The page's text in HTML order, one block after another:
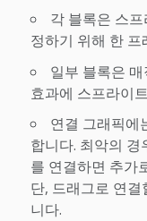
각 블록은 스
정하기 위해 한
일부 블록은
효과에 스프라이
연결 그래픽에
합니다. 최악의
를 연결하면 추가
단, 드래그로 연
니다.